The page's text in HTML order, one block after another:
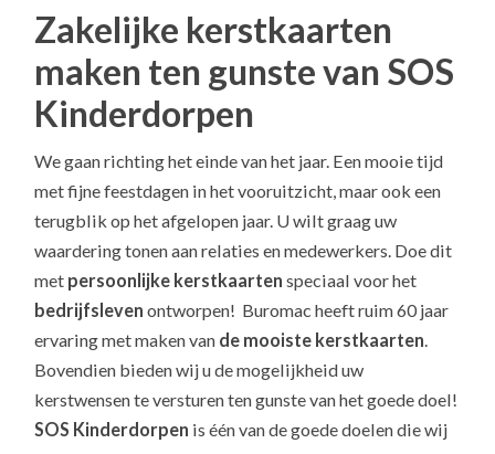
Zakelijke kerstkaarten
maken ten gunste van SOS
Kinderdorpen
We gaan richting het einde van het jaar. Een mooie tijd
met fijne feestdagen in het vooruitzicht, maar ook een
terugblik op het afgelopen jaar. U wilt graag uw
waardering tonen aan relaties en medewerkers. Doe dit
met persoonlijke kerstkaarten speciaal voor het
bedrijfsleven ontworpen! Buromac heeft ruim 60 jaar
ervaring met maken van de mooiste kerstkaarten
Bovendien bieden wij u de mogelijkheid uw
kerstwensen te versturen ten gunste van het goede doel!
SOS Kinderdorpen is één van de goede doelen die wij